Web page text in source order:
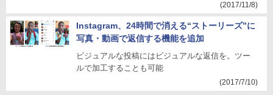
(2017/11/8)
Instagram、24時間で消える“ストーリーズ”に
写真・動画で返信する機能を追加
ビジュアルな投稿にはビジュアルな返信を。ツー
ルで加工することも可能
(2017/7/10)